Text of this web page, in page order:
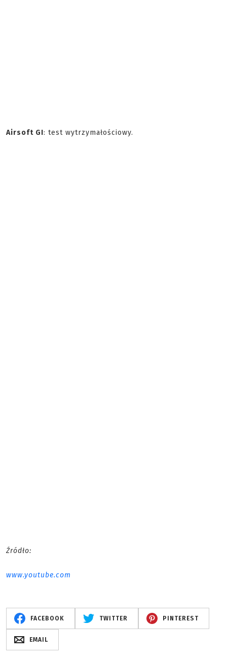
Airsoft GI: test wytrzymałościowy.
Źródło:
www.youtube.com
FACEBOOK TWITTER PINTEREST
EMAIL